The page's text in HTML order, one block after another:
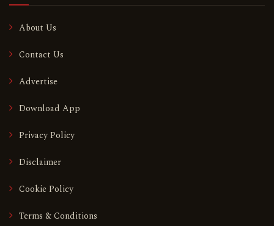
About Us
Contact Us
Advertise
Download App
Privacy Policy
Disclaimer
Cookie Policy
Terms & Conditions